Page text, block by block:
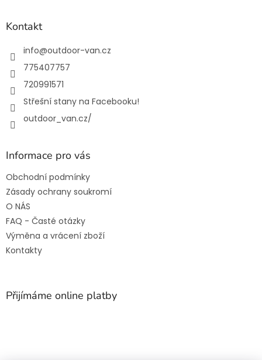
Kontakt
info@outdoor-van.cz
775407757
720991571
Střešní stany na Facebooku!
outdoor_van.cz/
Informace pro vás
Obchodní podmínky
Zásady ochrany soukromí
O NÁS
FAQ - Časté otázky
Výměna a vrácení zboží
Kontakty
Přijímáme online platby